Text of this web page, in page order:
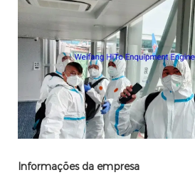
Informações da empresa